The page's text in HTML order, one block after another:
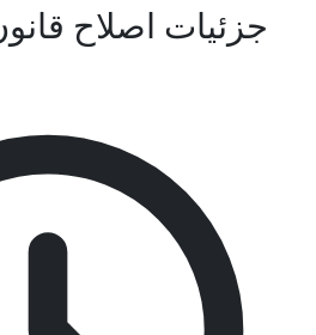
جزئیات اصلاح